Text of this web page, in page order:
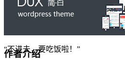
她热心地来到门缝边，在门缝我也
“不进去，要吃饭啦！”
作者介绍